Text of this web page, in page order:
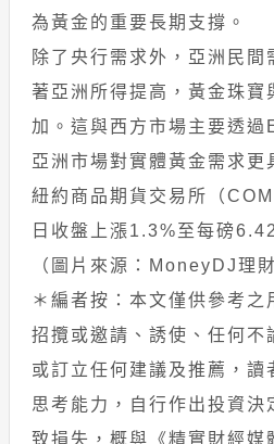
為黃金的重要長期支撐。
除了央行需求外，亞洲民間
著亞洲所得提高，黃金珠寶
加。這與西方市場主要透過
亞洲市場對實體黃金需求更
紐約商品期貨交易所（
日收盤上漲1.3%至每磅
（圖片來源：MoneyDJ理
＊編者按：本文僅供參考之
招攬或邀請、誘使、任何不
或訂立任何建議及推薦，讀
思考能力，自行作出投資決
致損失，概與《精實財經媒